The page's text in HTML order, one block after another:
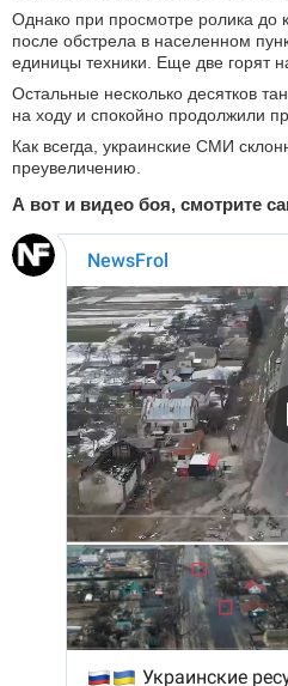
Однако при просмотре ролика до
после обстрела в населенном
единицы техники. Еще две горят
Остальные несколько десятков
на ходу и спокойно продолжили
Как всегда, украинские СМИ
преувеличению.
А вот и видео боя, смотрите